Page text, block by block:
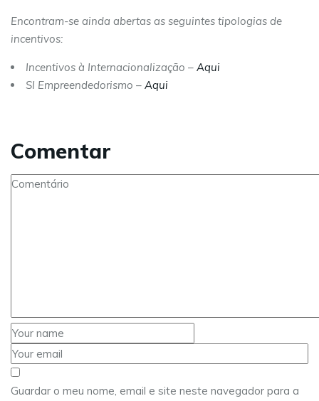
Encontram-se ainda abertas as seguintes tipologias de
incentivos:
Incentivos à Internacionalização – Aqui
SI Empreendedorismo – Aqui
Comentar
Guardar o meu nome, email e site neste navegador para a